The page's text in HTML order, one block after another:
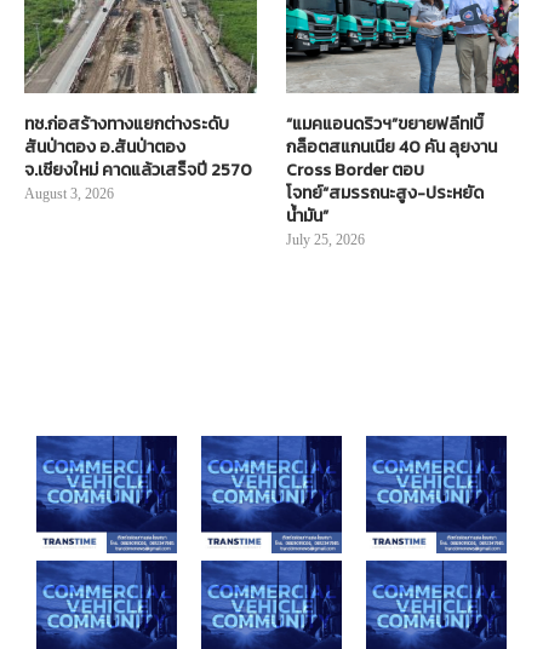
ทช.ก่อสร้างทางแยกต่างระดับ
สันป่าตอง อ.สันป่าตอง
จ.เชียงใหม่ คาดแล้วเสร็จปี 2570
August 3, 2026
“แมคแอนดริวฯ”ขยายฟลีท!บิ๊
กล็อตสแกนเนีย 40 คัน ลุยงาน
Cross Border ตอบ
โจทย์“สมรรถนะสูง-ประหยัด
น้ำมัน”
July 25, 2026